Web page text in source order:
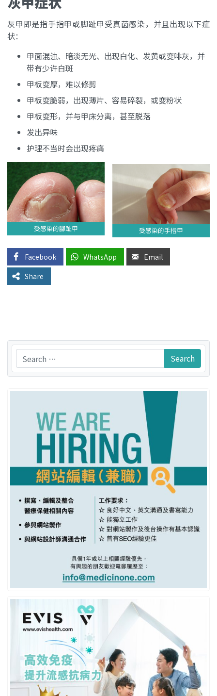
灰甲即是指手指甲或脚趾甲受真菌感染，并且出现以下症
状：
甲面混浊、暗淡无光、出现白化、发黄或变啡灰，并
带有少许白斑
甲板变厚，难以修剪
甲板变脆弱，出现薄片、容易碎裂，或变粉状
甲板变形，并与甲床分离，甚至脱落
发出异味
护理不当时会出现疼痛
受感染的腳趾甲 受感染的手指甲
Facebook WhatsApp
Email
Share
Search